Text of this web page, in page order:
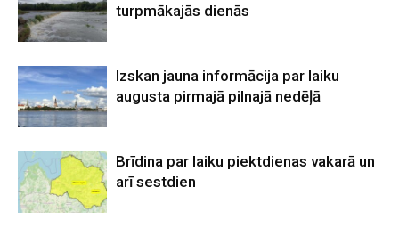
turpmākajās dienās
Izskan jauna informācija par laiku
augusta pirmajā pilnajā nedēļā
Brīdina par laiku piektdienas vakarā un
arī sestdien